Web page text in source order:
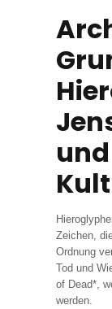
Zeichen,
Ordnung
Tod und
of Dead*,
werden.